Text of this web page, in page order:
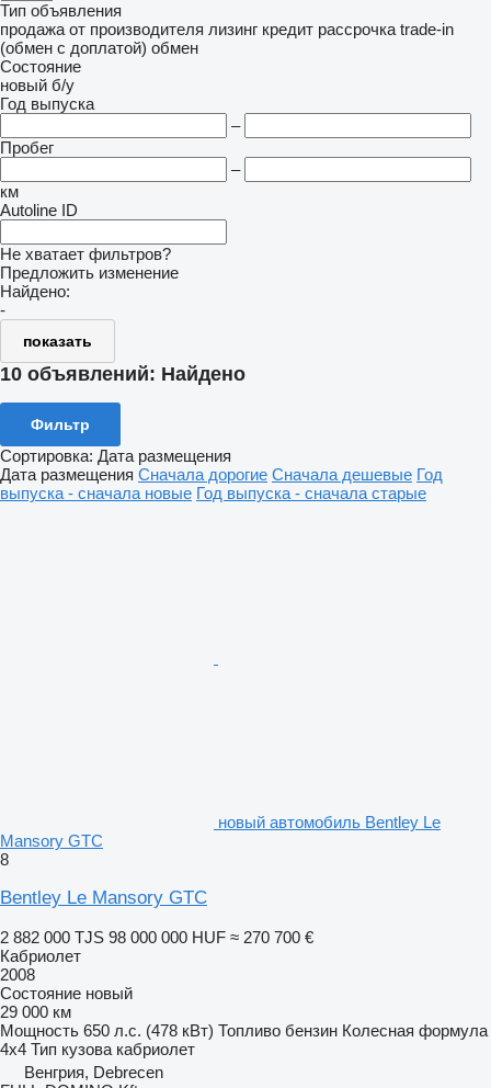
Тип объявления
продажа от производителя лизинг кредит рассрочка trade-in
(обмен с доплатой) обмен
Состояние
новый б/у
Год выпуска
–
Пробег
–
км
Autoline ID
Не хватает фильтров?
Предложить изменение
Найдено:
-
показать
10 объявлений: Найдено
Фильтр
Сортировка: Дата размещения
Дата размещения Сначала дорогие Сначала дешевые Год
выпуска - сначала новые Год выпуска - сначала старые
новый автомобиль Bentley Le
Mansory GTC
8
Bentley Le Mansory GTC
2 882 000 TJS 98 000 000 HUF ≈ 270 700 €
Кабриолет
2008
Состояние новый
29 000 км
Мощность 650 л.с. (478 кВт) Топливо бензин Колесная формула
4x4 Тип кузова кабриолет
Венгрия, Debrecen